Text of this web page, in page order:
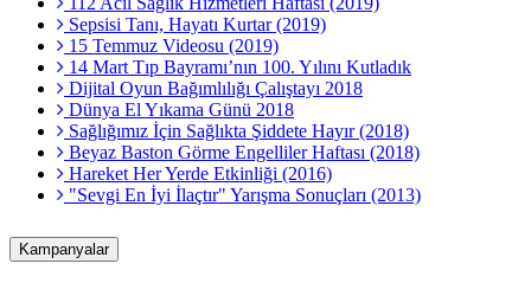
Sepsisi Tanı, Hayatı Kurtar (2019)
15 Temmuz Videosu (2019)
14 Mart Tıp Bayramı’nın 100. Yılını Kutladık
Dijital Oyun Bağımlılığı Çalıştayı 2018
Dünya El Yıkama Günü 2018
Sağlığımız İçin Sağlıkta Şiddete Hayır (2018)
Beyaz Baston Görme Engelliler Haftası (2018)
Hareket Her Yerde Etkinliği (2016)
"Sevgi En İyi İlaçtır" Yarışma Sonuçları (2013)
Kampanyalar